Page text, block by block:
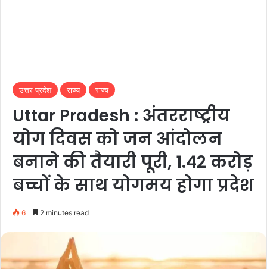
उत्तर प्रदेश राज्य राज्य
Uttar Pradesh : अंतरराष्ट्रीय
योग दिवस को जन आंदोलन
बनाने की तैयारी पूरी, 1.42 करोड़
बच्चों के साथ योगमय होगा प्रदेश
6 2 minutes read